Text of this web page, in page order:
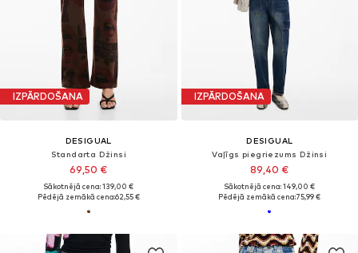
IZPĀRDOŠANA
DESIGUAL
Standarta Džinsi
69,50 €
Sākotnējā cena: 139,00 €
Pēdējā zemākā cena:62,55 €
IZPĀRDOŠANA
DESIGUAL
Vaļīgs piegriezums Džinsi
89,40 €
Sākotnējā cena: 149,00 €
Pēdējā zemākā cena:75,99 €